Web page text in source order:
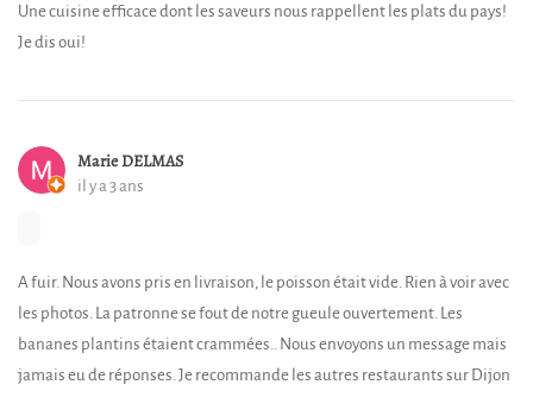
Une cuisine efficace dont les saveurs nous rappellent les plats du pays!
Je dis oui!
Marie DELMAS
il y a 3 ans
A fuir. Nous avons pris en livraison, le poisson était vide. Rien à voir avec
les photos. La patronne se fout de notre gueule ouvertement. Les
bananes plantins étaient crammées.. Nous envoyons un message mais
jamais eu de réponses. Je recommande les autres restaurants sur Dijon